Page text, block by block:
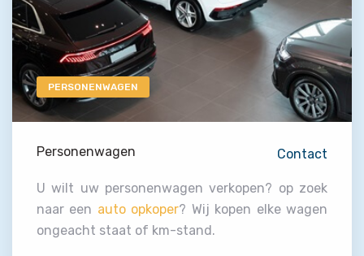
PERSONENWAGEN
Personenwagen Contact
U wilt uw personenwagen verkopen? op zoek
naar een auto opkoper? Wij kopen elke wagen
ongeacht staat of km-stand.